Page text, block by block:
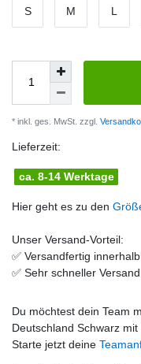
S M L
* inkl. ges. MwSt. zzgl.
Lieferzeit:
ca. 8-14 Werktage
Hier geht es zu den
Unser Versand-Vorteil:
✅ Versandfertig
✅ Sehr schneller
Du möchtest dein Team
Deutschland Schwarz
Starte jetzt deine